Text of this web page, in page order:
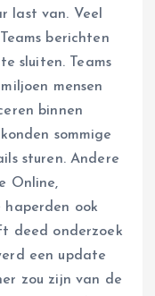
last van. Veel
berichten
sluiten. Teams
mensen
binnen
sommige
sturen. Andere
Online,
haperden ook
deed onderzoek
een update
zou zijn van de